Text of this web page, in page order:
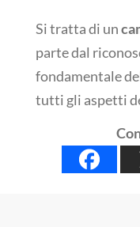
Si tratta di un
parte dal
fondamentale
tutti gli aspetti